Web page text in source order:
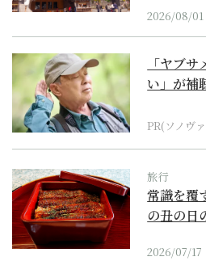
2026/08/01
「ヤブ
い」が補
PR(ソノヴ
旅行
常識を覆
の丑の日
2026/07/17